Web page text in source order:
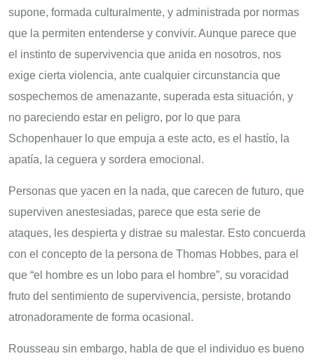
supone, formada culturalmente, y administrada por normas
que la permiten entenderse y convivir. Aunque parece que
el instinto de supervivencia que anida en nosotros, nos
exige cierta violencia, ante cualquier circunstancia que
sospechemos de amenazante, superada esta situación, y
no pareciendo estar en peligro, por lo que para
Schopenhauer lo que empuja a este acto, es el hastío, la
apatía, la ceguera y sordera emocional.
Personas que yacen en la nada, que carecen de futuro, que
superviven anestesiadas, parece que esta serie de
ataques, les despierta y distrae su malestar. Esto concuerda
con el concepto de la persona de Thomas Hobbes, para el
que “el hombre es un lobo para el hombre”, su voracidad
fruto del sentimiento de supervivencia, persiste, brotando
atronadoramente de forma ocasional.
Rousseau sin embargo, habla de que el individuo es bueno